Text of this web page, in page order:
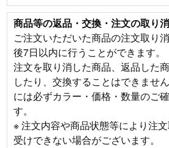
商品等の返品・交換・注文の取り
ご注文いただいた商品の注文取り
後7日以内に行うことができます。
注文を取り消した商品、返品した
したり、交換することはできませ
には必ずカラー・価格・数量のご
す。
※ 注文内容や商品状態等により注
受けできない場合がございます。